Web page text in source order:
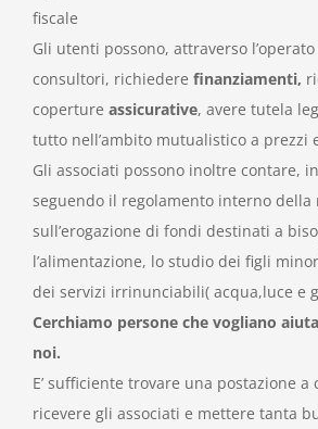
fiscale
Gli utenti possono, attraverso
consultori, richiedere finanziamenti,
coperture assicurative, avere tutela
tutto nell’ambito mutualistico a prezzi
Gli associati possono inoltre contare,
seguendo il regolamento interno della
sull’erogazione di fondi destinati a
l’alimentazione, lo studio dei figli
dei servizi irrinunciabili( acqua,luce e
Cerchiamo persone che vogliano
noi.
E’ sufficiente trovare una postazione
ricevere gli associati e mettere tanta